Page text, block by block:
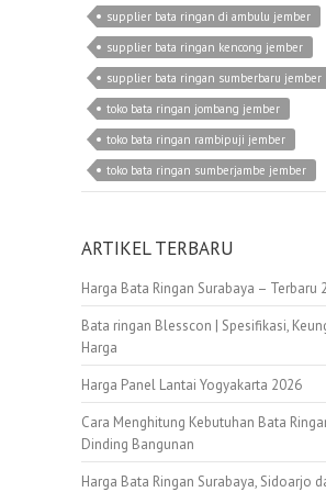
supplier bata ringan di ambulu jember
supplier bata ringan kencong jember
supplier bata ringan sumberbaru jember
toko bata ringan jombang jember
toko bata ringan rambipuji jember
toko bata ringan sumberjambe jember
ARTIKEL TERBARU
Harga Bata Ringan Surabaya – Terbaru
Bata ringan Blesscon | Spesifikasi,
Harga
Harga Panel Lantai Yogyakarta 2026
Cara Menghitung Kebutuhan Bata
Dinding Bangunan
Harga Bata Ringan Surabaya, Sidoarjo